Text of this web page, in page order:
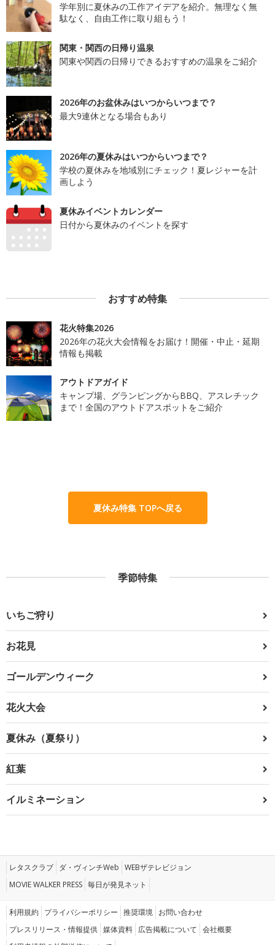
学年別に夏休みの工作アイデアを紹介。無理なく無
駄なく、自由工作に取り組もう！
関東・関西の日帰り温泉
関東や関西の日帰りできるおすすめの温泉をご紹介
2026年のお盆休みはいつからいつまで？
最大9連休となる場合もあり
2026年の夏休みはいつからいつまで？
学校の夏休みを地域別にチェック！夏レジャーを計
画しよう
夏休みイベントカレンダー
日付から夏休みのイベントを探す
おすすめ特集
花火特集2026
2026年の花火大会情報をお届け！開催・中止・延期
情報も掲載
アウトドアガイド
キャンプ場、グランピングからBBQ、アスレチック
まで！全国のアウトドアスポットをご紹介
夏休み特集 TOPへ戻る
季節特集
いちご狩り
お花見
ゴールデンウィーク
花火大会
夏休み（夏祭り）
紅葉
イルミネーション
レタスクラブ ダ・ヴィンチWeb WEBザテレビジョン
MOVIE WALKER PRESS 毎日が発見ネット
利用規約 プライバシーポリシー 推奨環境 お問い合わせ
プレスリリース・情報提供 媒体資料 広告掲載について 会社概要